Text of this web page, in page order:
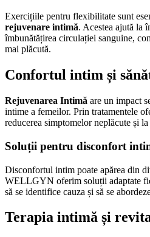
Exercițiile pentru flexibilitate sunt
rejuvenare intimă. Acestea ajută la
îmbunătățirea circulației sanguine,
mai plăcută.
Confortul intim și
Rejuvenarea Intimă are un impact
intime a femeilor. Prin tratamentele
reducerea simptomelor neplăcute și
Soluții pentru disconfort
Disconfortul intim poate apărea din
WELLGYN oferim soluții adaptate
să se identifice cauza și să se
Terapia intimă și